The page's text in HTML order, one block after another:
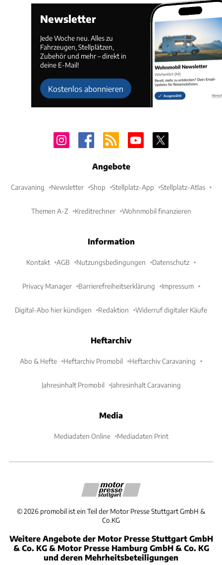
Newsletter
Jede Woche neu. Alles zu
Fahrzeugen, Stellplätzen,
Zubehör und mehr – direkt in
deine E-Mail!
Kostenlos abonnieren
Angebote
Caravaning Newsletter Shop Stellplatz-App Stellplatz-Atlas
Themen A-Z Kreditrechner Wohnmobil finanzieren
Information
Kontakt AGB Nutzungsbedingungen Datenschutz
Privacy Manager Barrierefreiheitserklärung Impressum
Digital-Abo hier kündigen Redaktion Widerruf digitaler Käufe
Heftarchiv
Abo & Hefte Heftarchiv Promobil Heftarchiv Caravaning
Jahresinhalt Promobil Jahresinhalt Caravaning
Media
Mediadaten Online Mediadaten Print
©2026 promobil ist ein Teil der Motor Presse Stuttgart GmbH &
Co.KG
Weitere Angebote der Motor Presse Stuttgart GmbH
& Co. KG & Motor Presse Hamburg GmbH & Co. KG
und deren Mehrheitsbeteiligungen